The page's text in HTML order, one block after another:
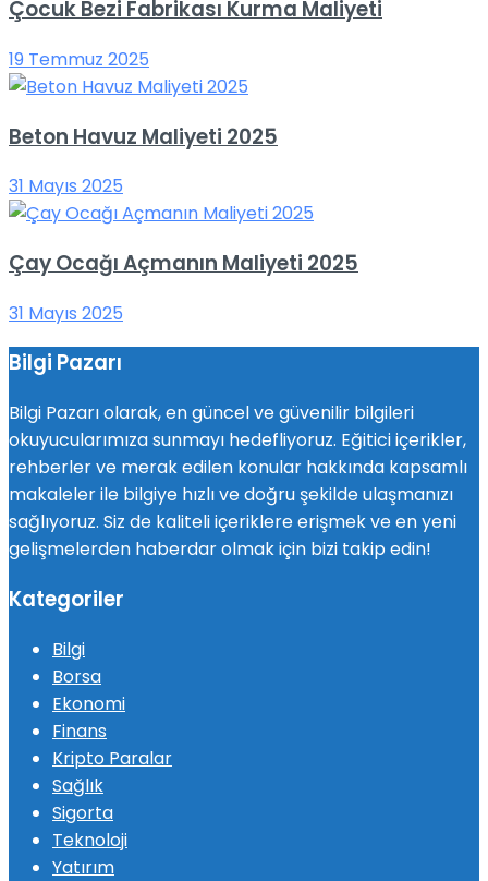
Çocuk Bezi Fabrikası Kurma Maliyeti
19 Temmuz 2025
Beton Havuz Maliyeti 2025
31 Mayıs 2025
Çay Ocağı Açmanın Maliyeti 2025
31 Mayıs 2025
Bilgi Pazarı
Bilgi Pazarı olarak, en güncel ve güvenilir bilgileri
okuyucularımıza sunmayı hedefliyoruz. Eğitici içerikler,
rehberler ve merak edilen konular hakkında kapsamlı
makaleler ile bilgiye hızlı ve doğru şekilde ulaşmanızı
sağlıyoruz. Siz de kaliteli içeriklere erişmek ve en yeni
gelişmelerden haberdar olmak için bizi takip edin!
Kategoriler
Bilgi
Borsa
Ekonomi
Finans
Kripto Paralar
Sağlık
Sigorta
Teknoloji
Yatırım